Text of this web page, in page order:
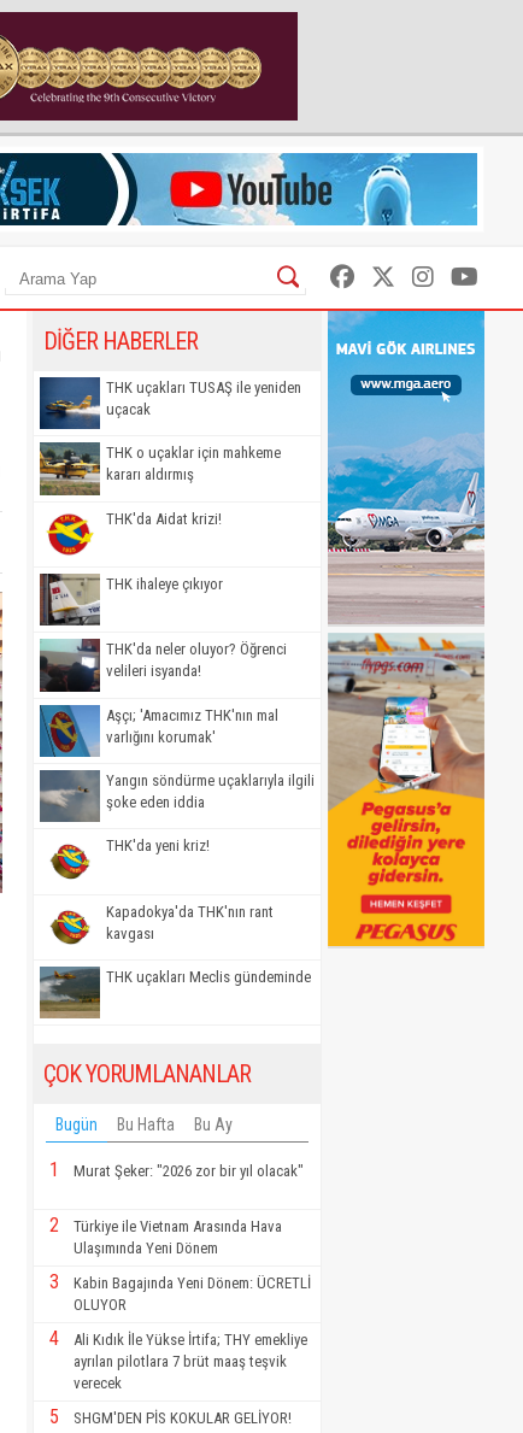
DİĞER HABERLER
THK uçakları TUSAŞ ile yeniden
uçacak
THK o uçaklar için mahkeme
kararı aldırmış
THK'da Aidat krizi!
THK ihaleye çıkıyor
THK'da neler oluyor? Öğrenci
velileri isyanda!
Aşçı; 'Amacımız THK'nın mal
varlığını korumak'
Yangın söndürme uçaklarıyla ilgili
şoke eden iddia
THK'da yeni kriz!
Kapadokya'da THK'nın rant
kavgası
THK uçakları Meclis gündeminde
ÇOK YORUMLANANLAR
Bugün Bu Hafta Bu Ay
1 Murat Şeker: "2026 zor bir yıl olacak"
2
Türkiye ile Vietnam Arasında Hava
Ulaşımında Yeni Dönem
3
Kabin Bagajında Yeni Dönem: ÜCRETLİ
OLUYOR
4
Ali Kıdık İle Yükse İrtifa; THY emekliye
ayrılan pilotlara 7 brüt maaş teşvik
verecek
5 SHGM'DEN PİS KOKULAR GELİYOR!